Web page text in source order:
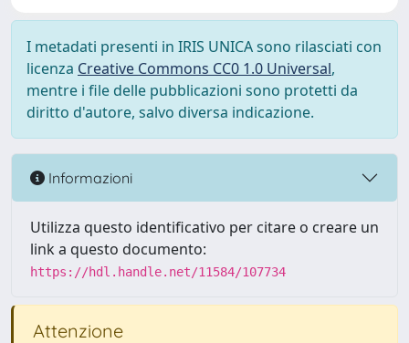
I metadati presenti in IRIS UNICA sono rilasciati con
licenza Creative Commons CC0 1.0 Universal,
mentre i file delle pubblicazioni sono protetti da
diritto d'autore, salvo diversa indicazione.
Informazioni
Utilizza questo identificativo per citare o creare un
link a questo documento:
https://hdl.handle.net/11584/107734
Attenzione